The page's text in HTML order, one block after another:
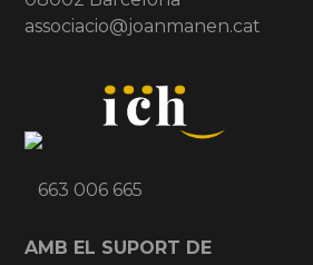
associacio@joanmanen.cat
663 006 665
AMB EL SUPORT DE